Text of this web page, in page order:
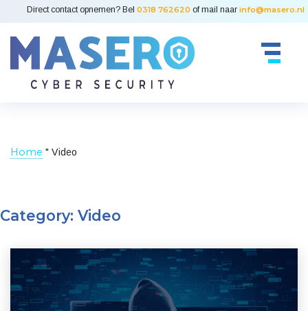
Direct contact opnemen? Bel 0318 762620 of mail naar info@masero.nl
Home " Video
Category: Video